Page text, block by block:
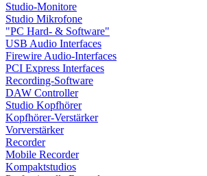
Studio-Monitore
Studio Mikrofone
"PC Hard- & Software"
USB Audio Interfaces
Firewire Audio-Interfaces
PCI Express Interfaces
Recording-Software
DAW Controller
Studio Kopfhörer
Kopfhörer-Verstärker
Vorverstärker
Recorder
Mobile Recorder
Kompaktstudios